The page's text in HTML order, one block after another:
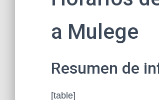
a Mulege
Resumen de
[table]